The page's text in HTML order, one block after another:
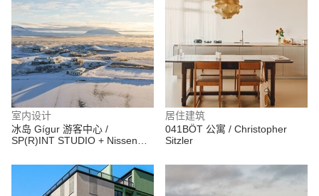
室内设计
冰岛 Gígur 游客中心 /
SP(R)INT STUDIO + Nissen
居住建筑
041BÖT 公寓 / Christopher
Sitzler